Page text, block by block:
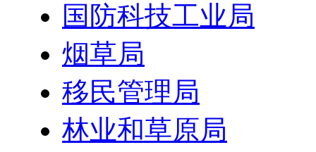
国防科技工业局
烟草局
移民管理局
林业和草原局